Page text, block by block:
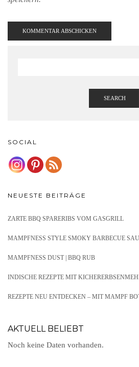
SEARCH
SOCIAL
NEUESTE BEITRÄGE
ZARTE BBQ SPARERIBS VOM GASGRILL
MAMPFNESS STYLE SMOKY BARBECUE
MAMPFNESS DUST | BBQ RUB
INDISCHE REZEPTE MIT
REZEPTE NEU ENTDECKEN – MIT MAMPF
AKTUELL BELIEBT
Noch keine Daten vorhanden.